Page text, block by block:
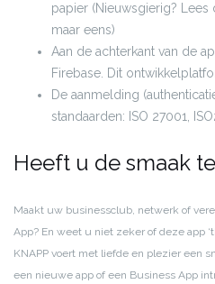
papier (Nieuwsgierig? Lees
maar eens)
Aan de achterkant van de
Firebase. Dit
De aanmelding
standaarden: ISO 27001,
Heeft u de smaak
Maakt uw businessclub, netwerk of
App? En weet u niet zeker of deze app
KNAPP voert met liefde en plezier een
een nieuwe app of een Business App